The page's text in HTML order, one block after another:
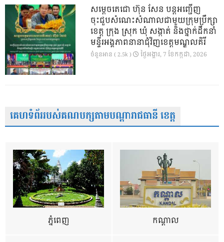
សម្តេចតេជោ ហ៊ុន សែន បន្តអញ្ជើញ
ចុះជួបសំណេះសំណាលជាមួយក្រុមប្រឹក្សា
ខេត្ត ក្រុង ស្រុក ឃុំ សង្កាត់ និងថ្នាក់ដឹកនាំ
មន្ទីរអង្គភាពនានាជុំវិញខេត្តមណ្ឌលគិរី
ចំនួនអាន ( 2.5k ) ថ្ងៃ​អង្គារ, 7 ខែ​កក្កដា, 2026
គេហទំព័ររបស់គណបក្សតាមបណ្តារាជធានី ខេត្ត
ភ្នំពេញ កណ្តាល